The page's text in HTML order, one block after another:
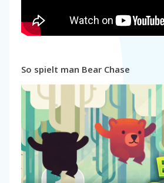
So spielt man Bear Chase